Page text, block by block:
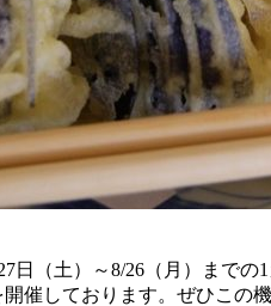
日（土）～8/26（月）まで
催しております。ぜひこの